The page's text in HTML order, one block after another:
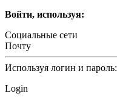
Войти, используя:
Социальные сети
Почту
Используя логин и пароль:
Login